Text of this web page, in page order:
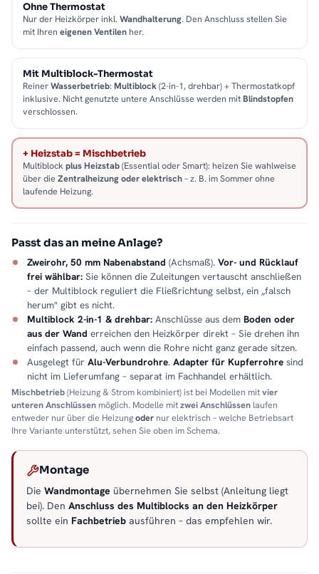
Ohne Thermostat
Nur der Heizkörper inkl. Wandhalterung. Den Anschluss stellen Sie
mit Ihren eigenen Ventilen her.
Mit Multiblock-Thermostat
ReinerWasserbetrieb: Multiblock(2-in-1, drehbar) + Thermostatkopf
inklusive. Nicht genutzte untere Anschlüsse werden mitBlindstopfen
verschlossen.
+ Heizstab = Mischbetrieb
Multiblock plus Heizstab(Essential oder Smart): heizen Sie wahlweise
über die Zentralheizung oder elektrisch– z. B. im Sommer ohne
laufende Heizung.
Passt das an meine Anlage?
Zweirohr, 50 mm Nabenabstand (Achsmaß). Vor- und Rücklauf
frei wählbar: Sie können die Zuleitungen vertauscht anschließen
– der Multiblock reguliert die Fließrichtung selbst, ein „falsch
herum" gibt es nicht.
Multiblock 2-in-1 & drehbar: Anschlüsse aus dem Boden oder
aus der Wand erreichen den Heizkörper direkt – Sie drehen ihn
einfach passend, auch wenn die Rohre nicht ganz gerade sitzen.
Ausgelegt für Alu-Verbundrohre. Adapter für Kupferrohre sind
nicht im Lieferumfang – separat im Fachhandel erhältlich.
Mischbetrieb(Heizung & Strom kombiniert) ist bei Modellen mitvier
unteren Anschlüssen möglich. Modelle mitzwei Anschlüssen laufen
entweder nur über die Heizungoder nur elektrisch – welche Betriebsart
Ihre Variante unterstützt, sehen Sie oben im Schema.
Montage
Die Wandmontage übernehmen Sie selbst (Anleitung liegt
bei). Den Anschluss des Multiblocks an den Heizkörper
sollte ein Fachbetrieb ausführen – das empfehlen wir.